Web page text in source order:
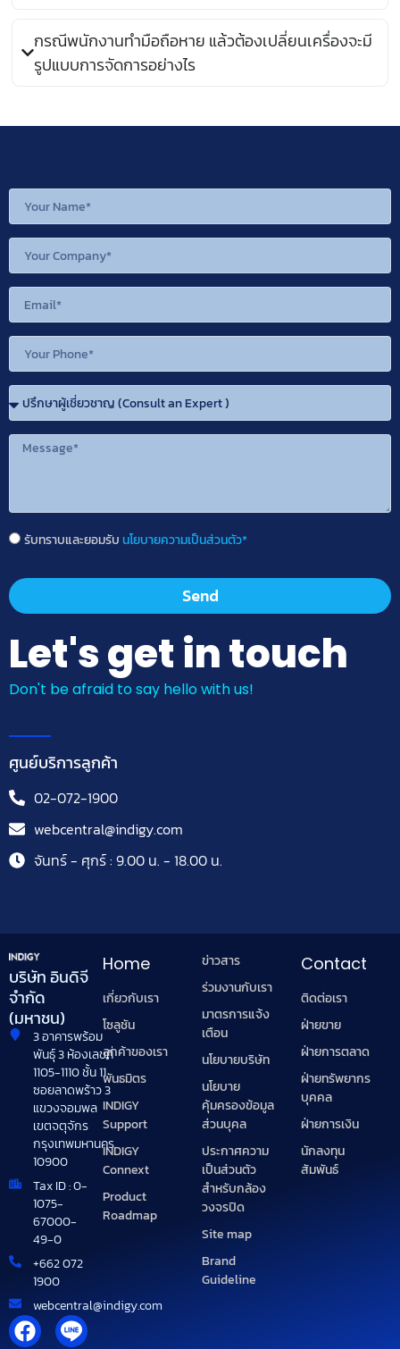
กรณีพนักงานทำมือถือหาย แล้วต้องเปลี่ยนเครื่องจะมี
รูปแบบการจัดการอย่างไร
รับทราบและยอมรับ นโยบายความเป็นส่วนตัว*
Send
Let's get in touch
Don't be afraid to say hello with us!
ศูนย์บริการลูกค้า
02-072-1900
webcentral@indigy.com
จันทร์ - ศุกร์ : 9.00 น. - 18.00 น.
บริษัท อินดิจี
จำกัด
(มหาชน)
3 อาคารพร้อม
พันธุ์ 3 ห้องเลขที่
1105-1110 ชั้น 11
ซอยลาดพร้าว 3
แขวงจอมพล
เขตจตุจักร
กรุงเทพมหานคร
10900
Tax ID : 0-
1075-
67000-
49-0
+662 072
1900
webcentral@indigy.com
Home
เกี่ยวกับเรา
โซลูชัน
ลูกค้าของเรา
พันธมิตร
INDIGY
Support
INDIGY
Connext
Product
Roadmap
ข่าวสาร
ร่วมงานกับเรา
มาตรการแจ้ง
เตือน
นโยบายบริษัท
นโยบาย
คุ้มครองข้อมูล
ส่วนบุคล
ประกาศความ
เป็นส่วนตัว
สำหรับกล้อง
วงจรปิด
Site map
Brand
Guideline
Contact
ติดต่อเรา
ฝ่ายขาย
ฝ่ายการตลาด
ฝ่ายทรัพยากร
บุคคล
ฝ่ายการเงิน
นักลงทุน
สัมพันธ์